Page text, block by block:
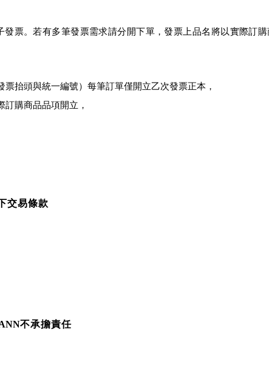
票。若有多筆發票需求請分開下單，發票上品名將以實際訂
票抬頭與統一編號）每筆訂單僅開立乙次發票正本，
購商品品項開立，
交易條款
不承擔責任